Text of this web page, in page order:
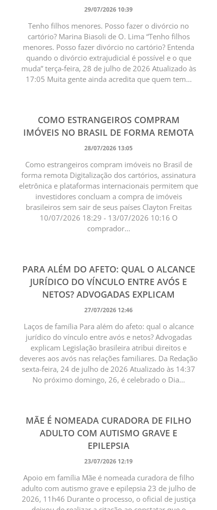
29/07/2026 10:39
Tenho filhos menores. Posso fazer o divórcio no
cartório? Marina Biasoli de O. Lima “Tenho filhos
menores. Posso fazer divórcio no cartório? Entenda
quando o divórcio extrajudicial é possível e o que
muda” terça-feira, 28 de julho de 2026 Atualizado às
17:05 Muita gente ainda acredita que quem tem...
COMO ESTRANGEIROS COMPRAM
IMÓVEIS NO BRASIL DE FORMA REMOTA
28/07/2026 13:05
Como estrangeiros compram imóveis no Brasil de
forma remota Digitalização dos cartórios, assinatura
eletrônica e plataformas internacionais permitem que
investidores concluam a compra de imóveis
brasileiros sem sair de seus países Clayton Freitas
10/07/2026 18:29 - 13/07/2026 10:16 O
comprador...
PARA ALÉM DO AFETO: QUAL O ALCANCE
JURÍDICO DO VÍNCULO ENTRE AVÓS E
NETOS? ADVOGADAS EXPLICAM
27/07/2026 12:46
Laços de família Para além do afeto: qual o alcance
jurídico do vínculo entre avós e netos? Advogadas
explicam Legislação brasileira atribui direitos e
deveres aos avós nas relações familiares. Da Redação
sexta-feira, 24 de julho de 2026 Atualizado às 14:37
No próximo domingo, 26, é celebrado o Dia...
MÃE É NOMEADA CURADORA DE FILHO
ADULTO COM AUTISMO GRAVE E
EPILEPSIA
23/07/2026 12:19
Apoio em família Mãe é nomeada curadora de filho
adulto com autismo grave e epilepsia 23 de julho de
2026, 11h46 Durante o processo, o oficial de justiça